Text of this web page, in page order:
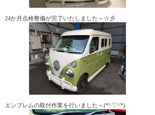
24か月点検整備が完了いたしました～☆彡
エンブレムの取付作業を行いました～(*^▽^*)